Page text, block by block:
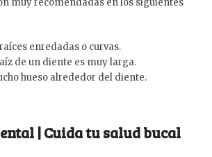
muy recomendadas en los siguientes
enredadas o curvas.
de un diente es muy larga.
hueso alrededor del diente.
|Cuida tu salud bucal